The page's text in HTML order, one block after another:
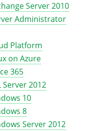
Server 2010
Administrator
Platform
on Azure
365
Server 2012
10
8
Server 2012